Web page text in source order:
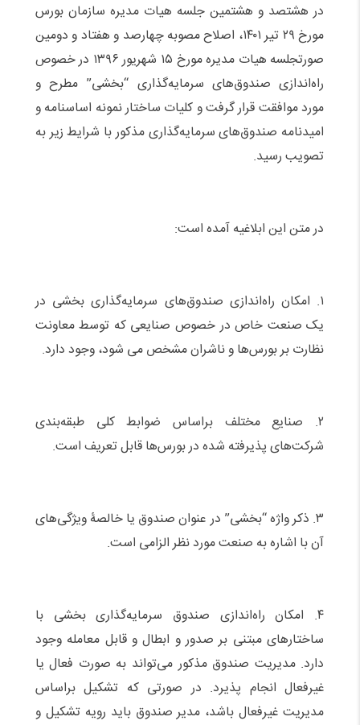
در هشتصد و هشتمین جلسه هیات مدیره سازمان بورس
مورخ ۲۹ تیر ۱۴۰۱، اصلاح مصوبه چهارصد و هفتاد و دومین
صورتجلسه هیات مدیره مورخ ۱۵ شهریور ۱۳۹۶ در خصوص
راه‌اندازی صندوق‌های سرمایه‌گذاری “بخشی” مطرح و
مورد موافقت قرار گرفت و کلیات ساختار نمونه اساسنامه و
امیدنامه صندوق‌های سرمایه‌گذاری مذکور با شرایط زیر به
تصویب رسید.
در متن این ابلاغیه آمده است:
۱. امکان راه‌اندازی صندوق‌های سرمایه‌گذاری بخشی در
یک صنعت خاص در خصوص صنایعی که توسط معاونت
نظارت بر بورس‌ها و ناشران مشخص می شود، وجود دارد.
۲. صنایع مختلف براساس ضوابط کلی طبقه‌بندی
شرکت‌های پذیرفته شده در بورس‌ها قابل تعریف است.
۳. ذکر واژه “بخشی” در عنوان صندوق یا خالصۀ ویژگی‌های
آن با اشاره به صنعت مورد نظر الزامی است.
۴. امکان راه‌اندازی صندوق سرمایه‌گذاری بخشی با
ساختارهای مبتنی بر صدور و ابطال و قابل معامله وجود
دارد. مدیریت صندوق مذکور می‌تواند به صورت فعال یا
غیرفعال انجام پذیرد. در صورتی که تشکیل براساس
مدیریت غیرفعال باشد، مدیر صندوق باید رویه تشکیل و